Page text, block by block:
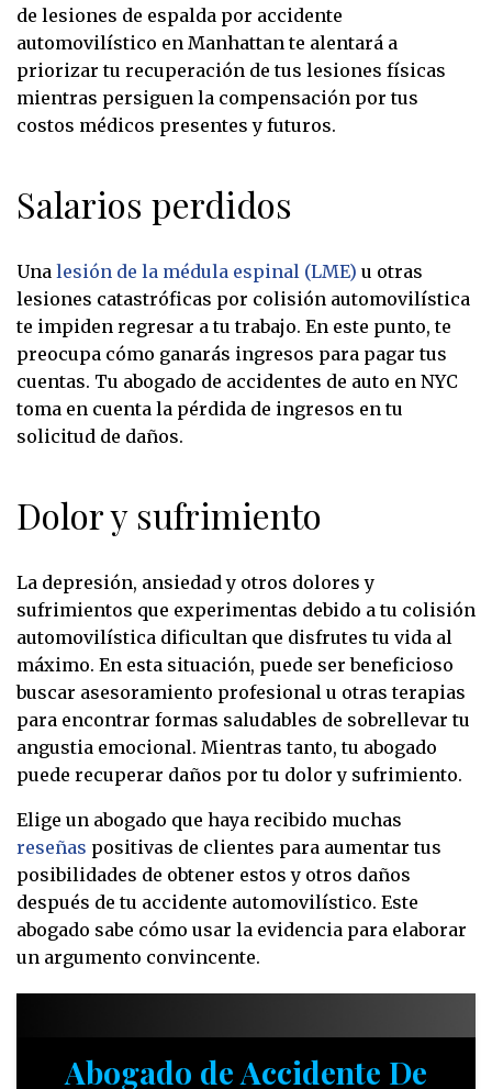
de lesiones de espalda por accidente
automovilístico en Manhattante alentará a
priorizar tu recuperación de tus lesiones físicas
mientras persiguen la compensación por tus
costos médicos presentes y futuros.
Salarios perdidos
Una lesión de la médula espinal (LME) u otras
lesiones catastróficas por colisión automovilística
te impiden regresar a tu trabajo. En este punto, te
preocupa cómo ganarás ingresos para pagar tus
cuentas. Tu abogado de accidentes de auto en NYC
toma en cuenta la pérdida de ingresos en tu
solicitud de daños.
Dolor y sufrimiento
La depresión, ansiedad y otros dolores y
sufrimientos que experimentas debido a tu colisión
automovilística dificultan que disfrutes tu vida al
máximo. En esta situación, puede ser beneficioso
buscar asesoramiento profesional u otras terapias
para encontrar formas saludables de sobrellevar tu
angustia emocional. Mientras tanto, tu abogado
puede recuperar daños por tu dolor y sufrimiento.
Elige un abogado que haya recibido muchas
reseñas positivas de clientes para aumentar tus
posibilidades de obtener estos y otros daños
después de tu accidente automovilístico. Este
abogado sabe cómo usar la evidencia para elaborar
un argumento convincente.
Abogado de Accidente De